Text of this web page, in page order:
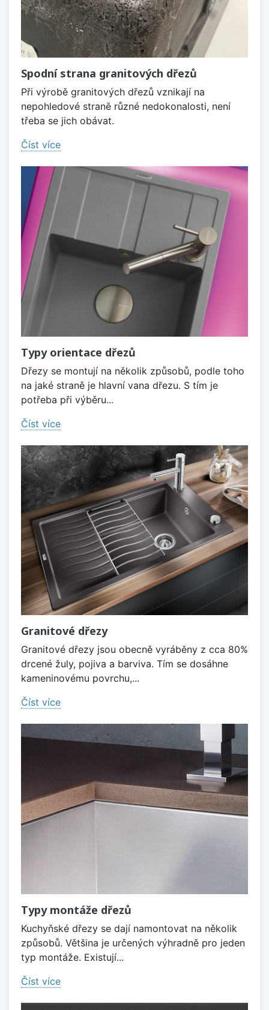
Spodní strana granitových dřezů
Při výrobě granitových dřezů vznikají na
nepohledové straně různé nedokonalosti, není
třeba se jich obávat.
Číst více
Typy orientace dřezů
Dřezy se montují na několik způsobů, podle toho
na jaké straně je hlavní vana dřezu. S tím je
potřeba při výběru...
Číst více
Granitové dřezy
Granitové dřezy jsou obecně vyráběny z cca 80%
drcené žuly, pojiva a barviva. Tím se dosáhne
kameninovému povrchu,...
Číst více
Typy montáže dřezů
Kuchyňské dřezy se dají namontovat na několik
způsobů. Většina je určených výhradně pro jeden
typ montáže. Existují...
Číst více